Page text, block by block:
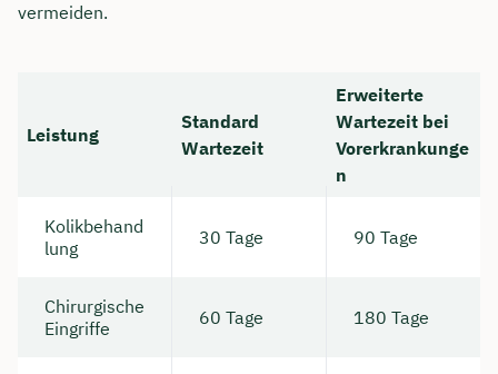
vermeiden.
Leistung
Standard
Wartezeit
Erweiterte
Wartezeit bei
Vorerkrankunge
n
Kolikbehand
lung
30 Tage 90 Tage
Chirurgische
Eingriffe
60 Tage 180 Tage